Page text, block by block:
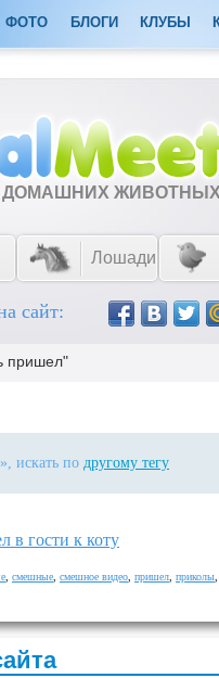
ФОТО БЛОГИ КЛУБЫ
ДОМАШНИХ
Лошади
сайт:
пришел"
», искать по другому тегу
в гости к коту
смешные смешное видео пришел приколы